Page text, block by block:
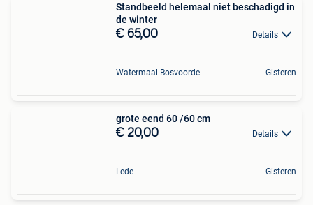
Standbeeld helemaal niet beschadigd in
de winter
€ 65,00 Details
Watermaal-Bosvoorde Gisteren
grote eend 60 /60 cm
€ 20,00 Details
Lede Gisteren